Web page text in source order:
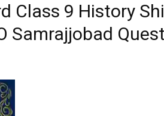
Class 9 History
Samrajjobad